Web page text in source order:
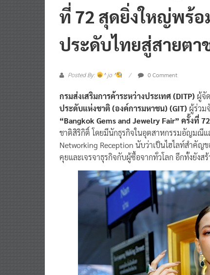
ที่ 72 สุดยิ่งใหญ่พร้
ประดับไทยสู่สายตา
Posted By: ^ jo ^ 0 Comment
กรมส่งเสริมการค้าระหว่างประเทศ (DITP) ผู้จั
ประดับแห่งชาติ (องค์การมหาชน) (GIT) ผู้ร่วม
“Bangkok Gems and Jewelry Fair” ครั้งที่
ชาติสิริกิติ์ โดยมีนักธุรกิจในอุตสาหกรรมอัญมณีแ
Networking Reception นับว่าเป็นไฮไลท์สำคัญ
คุยและเจรจาธุรกิจกับผู้ซื้อจากทั่วโลก อีกทั้งยังส